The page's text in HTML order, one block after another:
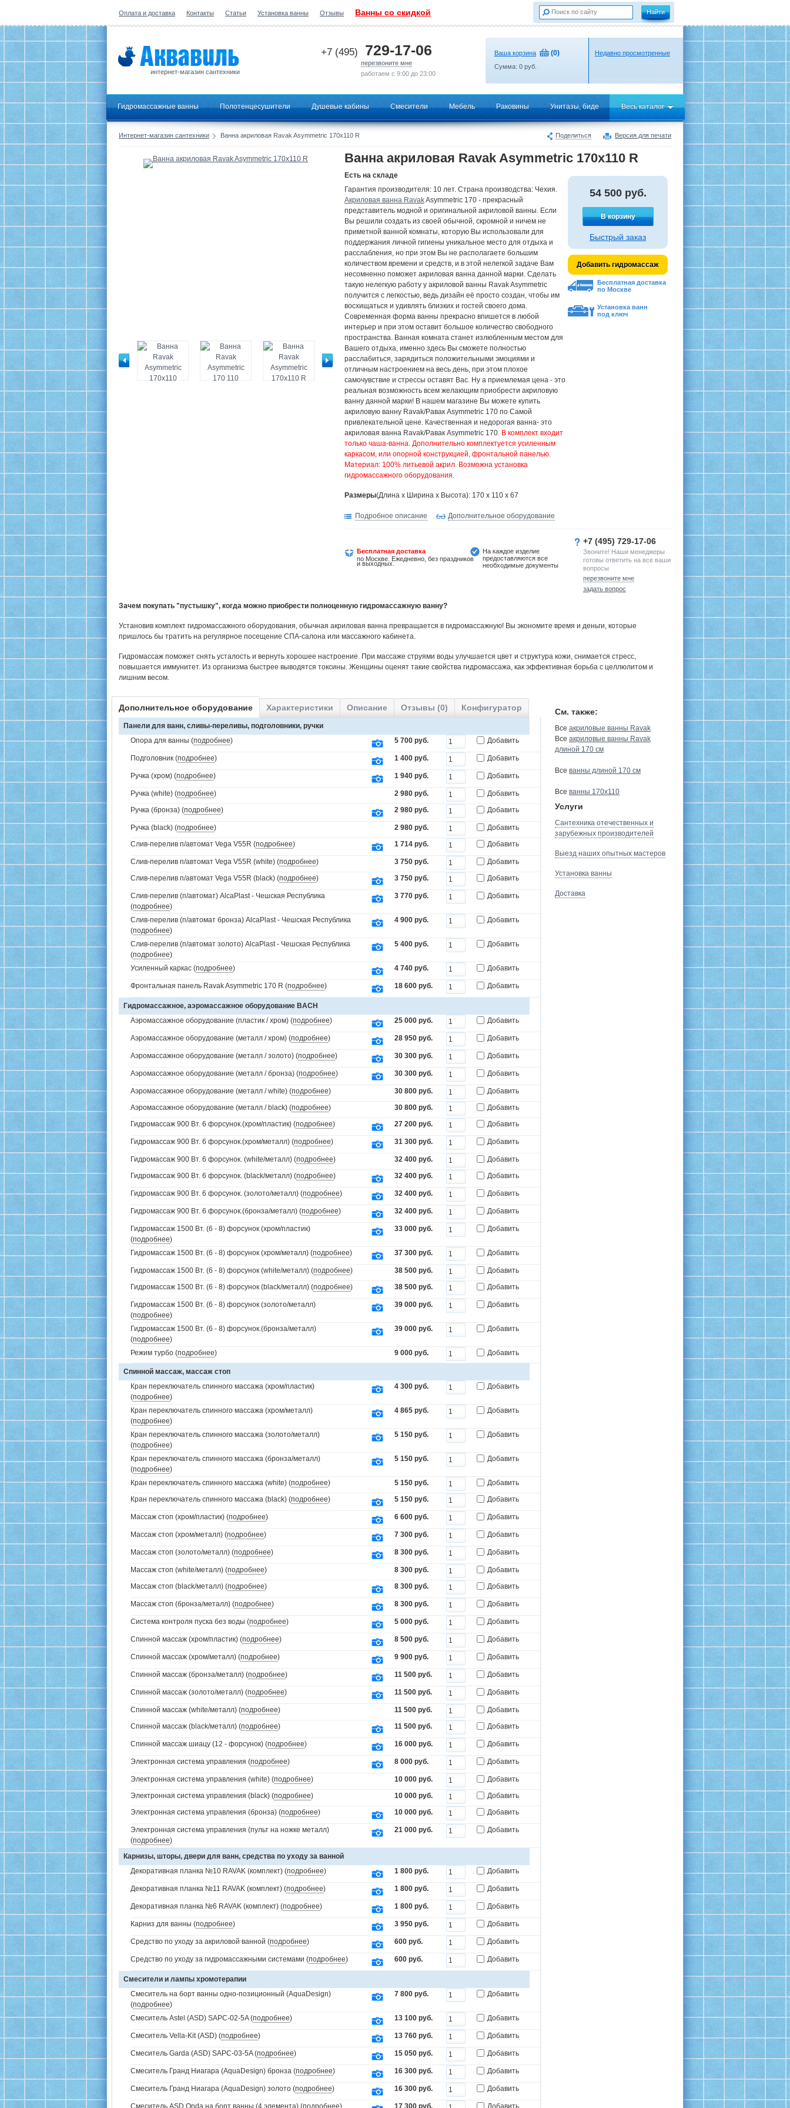
Оплата и доставка Контакты Статьи Установка ванны Отзывы Ванны со скидкой
интернет-магазин сантехники
+7 (495) 729-17-06
перезвоните мне
работаем с 9:00 до 23:00
Ваша корзина (0)
Сумма: 0 руб.
Недавно просмотренные
Гидромассажные ванны Полотенцесушители Душевые кабины Смесители Мебель Раковины Унитазы, биде Весь каталог
Поделиться Версия для печати
Интернет-магазин сантехники Ванна акриловая Ravak Asymmetric 170x110 R
Ванна акриловая Ravak Asymmetric 170x110 R
Есть на складе
Гарантия производителя: 10 лет. Страна производства: Чехия.
Акриловая ванна RavakAsymmetric 170 - прекрасный
представитель модной и оригинальной акриловой ванны. Если
Вы решили создать из своей обычной, скромной и ничем не
приметной ванной комнаты, которую Вы использовали для
поддержания личной гигиены уникальное место для отдыха и
расслабления, но при этом Вы не располагаете большим
количеством времени и средств, и в этой нелегкой задаче Вам
несомненно поможет акриловая ванна данной марки. Сделать
такую нелегкую работу у акриловой ванны Ravak Asymmetric
получится с легкостью, ведь дизайн её просто создан, чтобы им
восхищаться и удивлять близких и гостей своего дома.
Современная форма ванны прекрасно впишется в любой
интерьер и при этом оставит большое количество свободного
пространства. Ванная комната станет излюбленным местом для
Вашего отдыха, именно здесь Вы сможете полностью
расслабиться, зарядиться положительными эмоциями и
отличным настроением на весь день, при этом плохое
самочувствие и стрессы оставят Вас. Ну а приемлемая цена - это
реальная возможность всем желающим приобрести акриловую
ванну данной марки! В нашем магазине Вы можете купить
акриловую ванну Ravak/Равак Asymmetric 170 по Самой
привлекательной цене. Качественная и недорогая ванна- это
акриловая ванна Ravak/Равак Asymmetric 170. В комплект входит
только чаша-ванна. Дополнительно комплектуется усиленным
каркасом, или опорной конструкцией, фронтальной панелью.
Материал: 100% литьевой акрил. Возможна установка
гидромассажного оборудования.
Размеры(Длина х Ширина х Высота): 170 x 110 x 67
54 500 руб.
В корзину
Быстрый заказ
Добавить гидромассаж
Бесплатная доставка
по Москве
Установка ванн
под ключ
Подробное описание Дополнительное оборудование
Бесплатная доставка
по Москве. Ежедневно, без праздников
и выходных.
На каждое изделие
предоставляются все
необходимые документы
+7 (495) 729-17-06
Звоните! Наши менеджеры
готовы ответить на все ваши
вопросы
перезвоните мне
задать вопрос
Зачем покупать "пустышку", когда можно приобрести полноценную гидромассажную ванну?
Установив комплект гидромассажного оборудования, обычная акриловая ванна превращается в гидромассажную! Вы экономите время и деньги, которые
пришлось бы тратить на регулярное посещение СПА-салона или массажного кабинета.
Гидромассаж поможет снять усталость и вернуть хорошее настроение. При массаже струями воды улучшается цвет и структура кожи, снимается стресс,
повышается иммунитет. Из организма быстрее выводятся токсины. Женщины оценят такие свойства гидромассажа, как эффективная борьба с целлюлитом и
лишним весом.
Дополнительное оборудование Характеристики Описание Отзывы (0) Конфигуратор
Панели для ванн, сливы-переливы, подголовники, ручки
Опора для ванны (подробнее) 5 700 руб. Добавить
Подголовник (подробнее) 1 400 руб. Добавить
Ручка (хром) (подробнее) 1 940 руб. Добавить
Ручка (white) (подробнее) 2 980 руб.
Добавить
Ручка (бронза) (подробнее) 2 980 руб. Добавить
Ручка (black) (подробнее) 2 980 руб.
Добавить
Слив-перелив п/автомат Vega V55R (подробнее) 1 714 руб. Добавить
Слив-перелив п/автомат Vega V55R (white) (подробнее) 3 750 руб.
Добавить
Слив-перелив п/автомат Vega V55R (black) (подробнее) 3 750 руб. Добавить
Слив-перелив (п/автомат) AlcaPlast - Чешская Республика
(подробнее)
3 770 руб. Добавить
Слив-перелив (п/автомат бронза) AlcaPlast - Чешская Республика
(подробнее)
4 900 руб. Добавить
Слив-перелив (п/автомат золото) AlcaPlast - Чешская Республика
(подробнее)
5 400 руб. Добавить
Усиленный каркас (подробнее) 4 740 руб. Добавить
Фронтальная панель Ravak Asymmetric 170 R (подробнее) 18 600 руб. Добавить
Гидромассажное, аэромассажное оборудование BACH
Аэромассажное оборудование (пластик / хром) (подробнее) 25 000 руб. Добавить
Аэромассажное оборудование (металл / хром) (подробнее) 28 950 руб. Добавить
Аэромассажное оборудование (металл / золото) (подробнее) 30 300 руб. Добавить
Аэромассажное оборудование (металл / бронза) (подробнее) 30 300 руб. Добавить
Аэромассажное оборудование (металл / white) (подробнее) 30 800 руб.
Добавить
Аэромассажное оборудование (металл / black) (подробнее) 30 800 руб.
Добавить
Гидромассаж 900 Вт. 6 форсунок.(хром/пластик) (подробнее) 27 200 руб. Добавить
Гидромассаж 900 Вт. 6 форсунок.(хром/металл) (подробнее) 31 300 руб. Добавить
Гидромассаж 900 Вт. 6 форсунок. (white/металл) (подробнее) 32 400 руб.
Добавить
Гидромассаж 900 Вт. 6 форсунок. (black/металл) (подробнее) 32 400 руб. Добавить
Гидромассаж 900 Вт. 6 форсунок. (золото/металл) (подробнее) 32 400 руб. Добавить
Гидромассаж 900 Вт. 6 форсунок.(бронза/металл) (подробнее) 32 400 руб. Добавить
Гидромассаж 1500 Вт. (6 - 8) форсунок (хром/пластик)
(подробнее)
33 000 руб. Добавить
Гидромассаж 1500 Вт. (6 - 8) форсунок (хром/металл) (подробнее) 37 300 руб. Добавить
Гидромассаж 1500 Вт. (6 - 8) форсунок (white/металл) (подробнее) 38 500 руб.
Добавить
Гидромассаж 1500 Вт. (6 - 8) форсунок (black/металл) (подробнее) 38 500 руб. Добавить
Гидромассаж 1500 Вт. (6 - 8) форсунок (золото/металл)
(подробнее)
39 000 руб. Добавить
Гидромассаж 1500 Вт. (6 - 8) форсунок.(бронза/металл)
(подробнее)
39 000 руб. Добавить
Режим турбо (подробнее) 9 000 руб. Добавить
Спинной массаж, массаж стоп
Кран переключатель спинного массажа (хром/пластик)
(подробнее)
4 300 руб. Добавить
Кран переключатель спинного массажа (хром/металл)
(подробнее)
4 865 руб. Добавить
Кран переключатель спинного массажа (золото/металл)
(подробнее)
5 150 руб. Добавить
Кран переключатель спинного массажа (бронза/металл)
(подробнее)
5 150 руб. Добавить
Кран переключатель спинного массажа (white) (подробнее) 5 150 руб.
Добавить
Кран переключатель спинного массажа (black) (подробнее) 5 150 руб. Добавить
Массаж стоп (хром/пластик) (подробнее) 6 600 руб. Добавить
Массаж стоп (хром/металл) (подробнее) 7 300 руб. Добавить
Массаж стоп (золото/металл) (подробнее) 8 300 руб. Добавить
Массаж стоп (white/металл) (подробнее) 8 300 руб.
Добавить
Массаж стоп (black/металл) (подробнее) 8 300 руб. Добавить
Массаж стоп (бронза/металл) (подробнее) 8 300 руб. Добавить
Система контроля пуска без воды (подробнее) 5 000 руб. Добавить
Спинной массаж (хром/пластик) (подробнее) 8 500 руб. Добавить
Спинной массаж (хром/металл) (подробнее) 9 900 руб. Добавить
Спинной массаж (бронза/металл) (подробнее) 11 500 руб. Добавить
Спинной массаж (золото/металл) (подробнее) 11 500 руб. Добавить
Спинной массаж (white/металл) (подробнее) 11 500 руб.
Добавить
Спинной массаж (black/металл) (подробнее) 11 500 руб. Добавить
Спинной массаж шиацу (12 - форсунок) (подробнее) 16 000 руб. Добавить
Электронная система управления (подробнее) 8 000 руб. Добавить
Электронная система управления (white) (подробнее) 10 000 руб.
Добавить
Электронная система управления (black) (подробнее) 10 000 руб.
Добавить
Электронная система управления (бронза) (подробнее) 10 000 руб. Добавить
Электронная система управления (пульт на ножке металл)
(подробнее)
21 000 руб. Добавить
Карнизы, шторы, двери для ванн, средства по уходу за ванной
Декоративная планка №10 RAVAK (комплект) (подробнее) 1 800 руб. Добавить
Декоративная планка №11 RAVAK (комплект) (подробнее) 1 800 руб. Добавить
Декоративная планка №6 RAVAK (комплект) (подробнее) 1 800 руб. Добавить
Карниз для ванны (подробнее) 3 950 руб. Добавить
Средство по уходу за акриловой ванной (подробнее) 600 руб. Добавить
Средство по уходу за гидромассажными системами (подробнее) 600 руб. Добавить
Смесители и лампы хромотерапии
Смеситель на борт ванны одно-позиционный (AquaDesign)
(подробнее)
7 800 руб. Добавить
Смеситель Astel (ASD) SAPC-02-5A (подробнее) 13 100 руб. Добавить
Смеситель Vella-Kit (ASD) (подробнее) 13 760 руб. Добавить
Смеситель Garda (ASD) SAPC-03-5A (подробнее) 15 050 руб. Добавить
Смеситель Гранд Ниагара (AquaDesign) бронза (подробнее) 16 300 руб. Добавить
Смеситель Гранд Ниагара (AquaDesign) золото (подробнее) 16 300 руб. Добавить
Смеситель ASD Onda на борт ванны (4 элемента) (подробнее) 17 300 руб. Добавить
См. также:
Все акриловые ванны Ravak
Все акриловые ванны Ravak
длиной 170 см
Все ванны длиной 170 см
Все ванны 170х110
Услуги
Сантехника отечественных и
зарубежных производителей
Выезд наших опытных мастеров
Установка ванны
Доставка